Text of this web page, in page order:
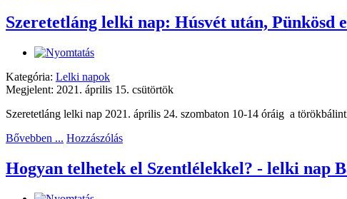
Szeretetláng lelki nap: Húsvét után, Pünkösd
Kategória: Lelki napok
Megjelent: 2021. április 15. csütörtök
Szeretetláng lelki nap 2021. április 24. szombaton 10-14 óráig a
Bővebben ... Hozzászólás
Hogyan telhetek el Szentlélekkel? - lelki nap